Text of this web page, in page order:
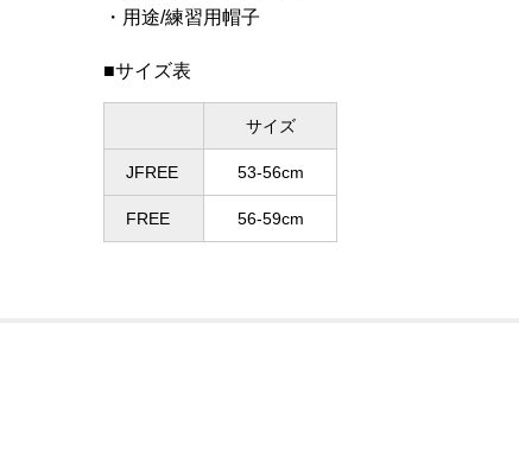
用途/練習用帽子
■サイズ表
サイズ
JFREE 53-56cm
FREE 56-59cm